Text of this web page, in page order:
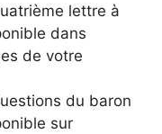
lettre à
dans
de votre
du baron
sur